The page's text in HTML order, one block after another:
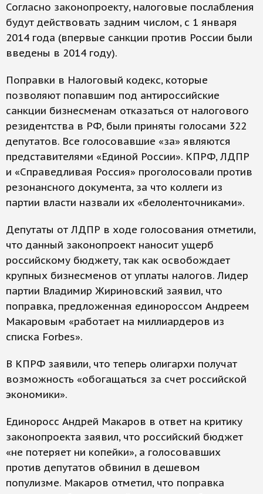
Согласно законопроекту, налоговые послабления
будут действовать задним числом, с 1 января
2014 года (впервые санкции против России были
введены в 2014 году).
Поправки в Налоговый кодекс, которые
позволяют попавшим под антироссийские
санкции бизнесменам отказаться от налогового
резидентства в РФ, были приняты голосами 322
депутатов. Все голосовавшие «за» являются
представителями «Единой России». КПРФ, ЛДПР
и «Справедливая Россия» проголосовали против
резонансного документа, за что коллеги из
партии власти назвали их «белоленточниками».
Депутаты от ЛДПР в ходе голосования отметили,
что данный законопроект наносит ущерб
российскому бюджету, так как освобождает
крупных бизнесменов от уплаты налогов. Лидер
партии Владимир Жириновский заявил, что
поправка, предложенная единороссом Андреем
Макаровым «работает на миллиардеров из
списка Forbes».
В КПРФ заявили, что теперь олигархи получат
возможность «обогащаться за счет российской
экономики».
Единоросс Андрей Макаров в ответ на критику
законопроекта заявил, что российский бюджет
«не потеряет ни копейки», а голосовавших
против депутатов обвинил в дешевом
популизме. Макаров отметил, что поправка